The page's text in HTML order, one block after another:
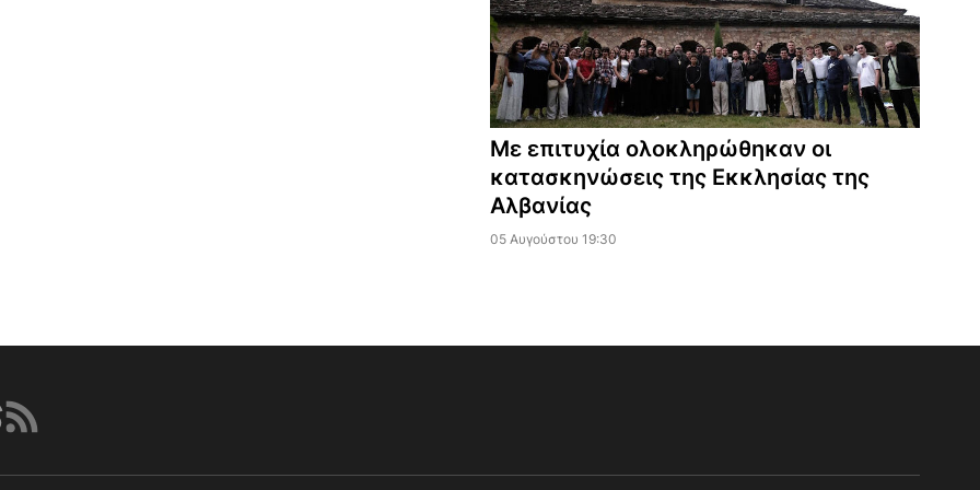
Με επιτυχία ολοκληρώθηκαν οι
κατασκηνώσεις της Εκκλησίας της
Αλβανίας
05 Αυγούστου 19:30